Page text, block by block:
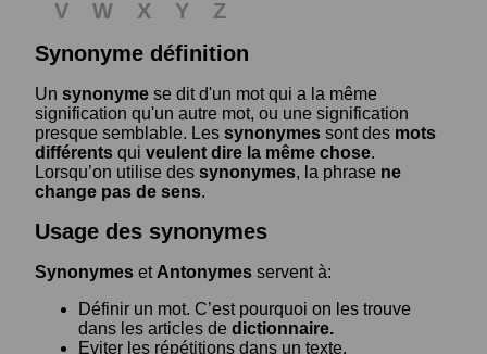
V W X Y
Z
Synonyme définition
Un synonyme se dit d'un mot qui a la même
signification qu'un autre mot, ou une signification
presque semblable. Les synonymes sont des mots
différents qui veulent dire la même chose.
Lorsqu’on utilise des synonymes, la phrase ne
change pas de sens.
Usage des synonymes
Synonymes et Antonymes servent à:
Définir un mot. C’est pourquoi on les trouve
dans les articles de dictionnaire.
Eviter les répétitions dans un texte.